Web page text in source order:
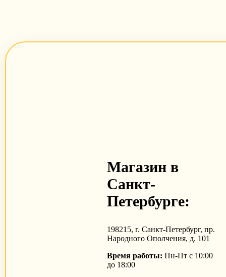
Магазин в
Санкт-
Петербурге:
198215, г. Санкт-Петербург, пр.
Народного Ополчения, д. 101
Время работы: Пн-Пт с 10:00
до 18:00